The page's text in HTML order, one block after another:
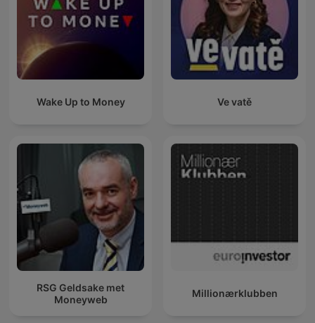
Wake Up to Money Ve vatě
RSG Geldsake met
Moneyweb
Millionærklubben